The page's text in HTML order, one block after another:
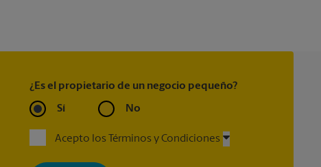
¿Es el propietario de un negocio pequeño?
Sí No
Acepto los Términos y Condiciones
Al registrarse, acepta recibir correos electrónicos de The UPS Store